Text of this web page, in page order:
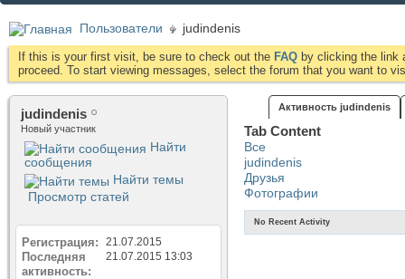
Пользователи judindenis
If this is your first visit, be sure to check out the FAQ by clicking the link
proceed. To start viewing messages, select the forum that you want to
judindenis
Новый участник
Найти
сообщения
Найти темы
Просмотр статей
Регистрация 21.07.2015
Последняя
активность
21.07.2015 13:03
Активность judindenis
Tab Content
Все
judindenis
Друзья
Фотографии
No Recent Activity